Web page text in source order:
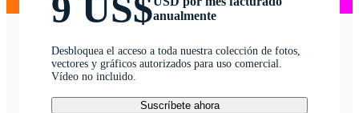
9 US$anualmente
Desbloquea el acceso a toda nuestra colección de fotos,
vectores y gráficos autorizados para uso comercial.
Vídeo no incluido.
Suscríbete ahora